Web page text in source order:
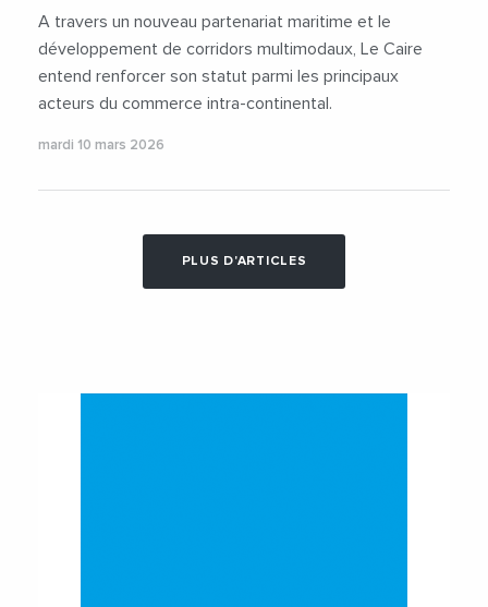
A travers un nouveau partenariat maritime et le
développement de corridors multimodaux, Le Caire
entend renforcer son statut parmi les principaux
acteurs du commerce intra-continental.
mardi 10 mars 2026
PLUS D'ARTICLES